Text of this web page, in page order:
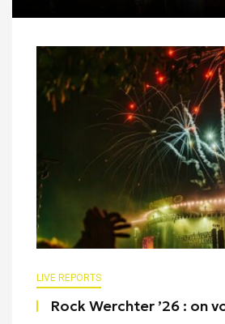
LIVE REPORTS
Rock Werchter ’26 : on